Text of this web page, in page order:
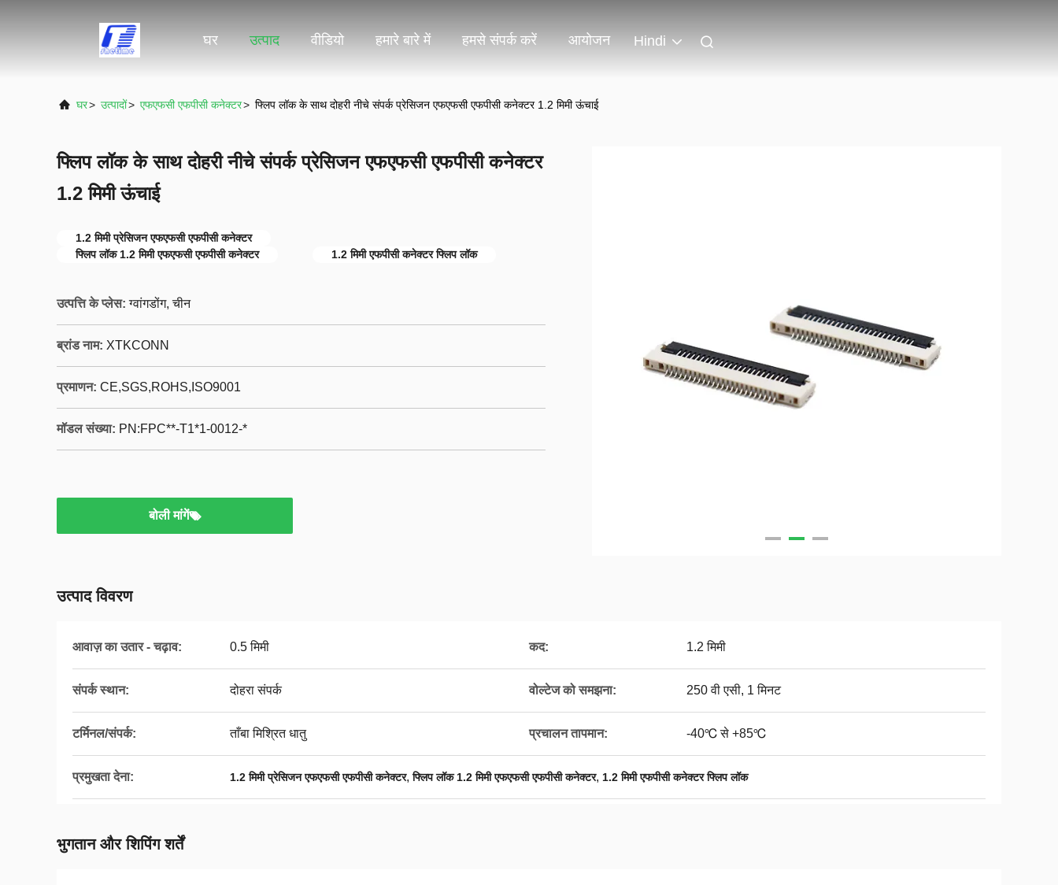
घर उत्पाद वीडियो हमारे बारे में हमसे संपर्क करें आयोजन Hindi
घर> उत्पादों> एफएफसी एफपीसी कनेक्टर> फ्लिप लॉक के साथ दोहरी नीचे संपर्क प्रेसिजन एफएफसी एफपीसी कनेक्टर 1.2 मिमी ऊंचाई
फ्लिप लॉक के साथ दोहरी नीचे संपर्क प्रेसिजन एफएफसी एफपीसी कनेक्टर
1.2 मिमी ऊंचाई
1.2 मिमी प्रेसिजन एफएफसी एफपीसी कनेक्टर
फ्लिप लॉक 1.2 मिमी एफएफसी एफपीसी कनेक्टर
1.2 मिमी एफपीसी कनेक्टर फ्लिप लॉक
उत्पत्ति के प्लेस: ग्वांगडोंग, चीन
ब्रांड नाम: XTKCONN
प्रमाणन: CE,SGS,ROHS,ISO9001
मॉडल संख्या: PN:FPC**-T1*1-0012-*
बोली मांगें
उत्पाद विवरण
आवाज़ का उतार - चढ़ाव: 0.5 मिमी कद: 1.2 मिमी
संपर्क स्थान: दोहरा संपर्क वोल्टेज को समझना: 250 वी एसी, 1 मिनट
टर्मिनल/संपर्क: ताँबा मिश्रित धातु प्रचालन तापमान: -40℃ से +85℃
प्रमुखता देना: 1.2 मिमी प्रेसिजन एफएफसी एफपीसी कनेक्टर,फ्लिप लॉक 1.2 मिमी एफएफसी एफपीसी कनेक्टर, 1.2 मिमी एफपीसी कनेक्टर फ्लिप लॉक
भुगतान और शिपिंग शर्तें